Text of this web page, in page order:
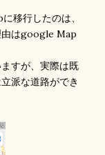
移行したのは、
由はgoogle Map
すが、実際は既
派な道路ができ